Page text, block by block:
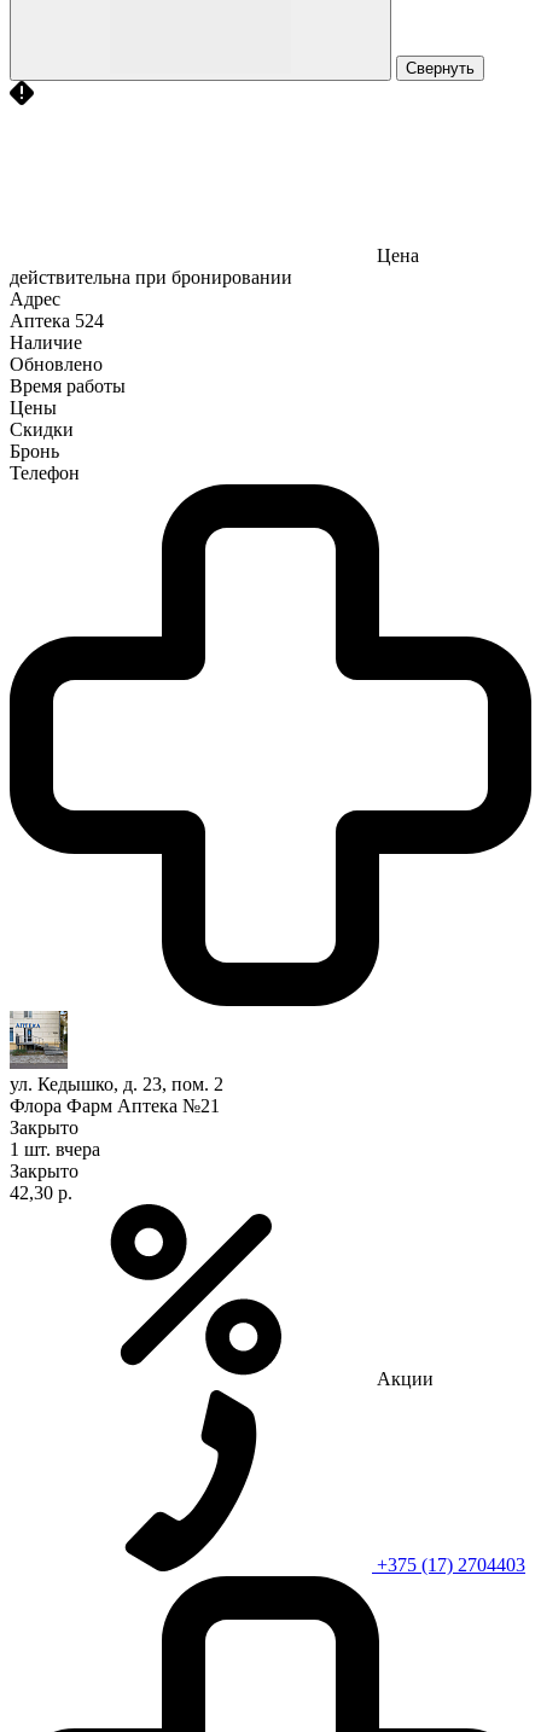
Свернуть
Цена
действительна при бронировании
Адрес
Аптека 524
Наличие
Обновлено
Время работы
Цены
Скидки
Бронь
Телефон
ул. Кедышко, д. 23, пом. 2
Флора Фарм Аптека №21
Закрыто
1 шт. вчера
Закрыто
42,30 р.
Акции
+375 (17) 2704403